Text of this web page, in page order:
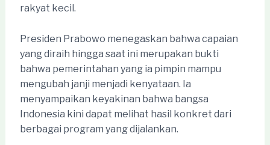
rakyat kecil.
Presiden Prabowo menegaskan bahwa capaian
yang diraih hingga saat ini merupakan bukti
bahwa pemerintahan yang ia pimpin mampu
mengubah janji menjadi kenyataan. Ia
menyampaikan keyakinan bahwa bangsa
Indonesia kini dapat melihat hasil konkret dari
berbagai program yang dijalankan.